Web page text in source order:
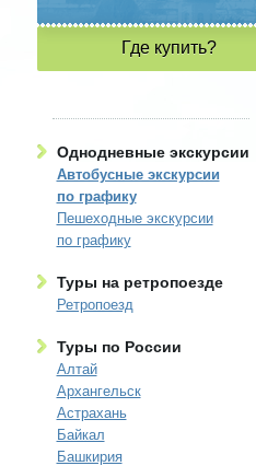
Где купить?
Однодневные экскурсии
Автобусные экскурсии
по графику
Пешеходные экскурсии
по графику
Туры на ретропоезде
Ретропоезд
Туры по России
Алтай
Архангельск
Астрахань
Байкал
Башкирия